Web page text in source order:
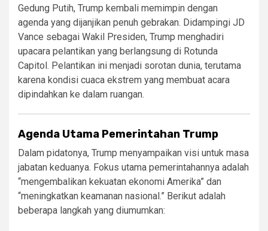
Gedung Putih, Trump kembali memimpin dengan
agenda yang dijanjikan penuh gebrakan. Didampingi JD
Vance sebagai Wakil Presiden, Trump menghadiri
upacara pelantikan yang berlangsung di Rotunda
Capitol. Pelantikan ini menjadi sorotan dunia, terutama
karena kondisi cuaca ekstrem yang membuat acara
dipindahkan ke dalam ruangan.
Agenda Utama Pemerintahan Trump
Dalam pidatonya, Trump menyampaikan visi untuk masa
jabatan keduanya. Fokus utama pemerintahannya adalah
“mengembalikan kekuatan ekonomi Amerika” dan
“meningkatkan keamanan nasional.” Berikut adalah
beberapa langkah yang diumumkan: